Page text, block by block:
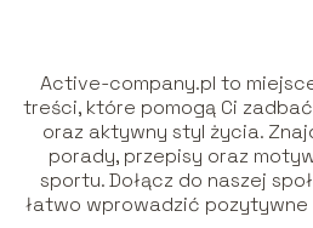
Active-company.pl to
treści, które pomogą Ci
oraz aktywny styl życia.
porady, przepisy oraz
sportu. Dołącz do naszej
łatwo wprowadzić pozytywne